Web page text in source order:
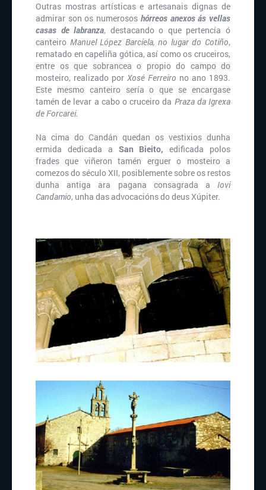
Outras mostras artísticas e artesanais dignas de
admirar son os numerosos hórreos anexos ás vellas
casas de labranza, destacando o que pertencía ó
canteiro Manuel López Barciela, no lugar do Cotiño,
rematado en capeliña gótica, así como os cruceiros,
entre os que sobrancea o propio do campo do
mosteiro, realizado por Xosé Ferreiro no ano 1893.
Este mesmo canteiro sería o que se encargase
tamén de levar a cabo o cruceiro da Praza da Igrexa
de Forcarei.
Na cima do Candán quedan os vestixios dunha
ermida dedicada a San Bieito, edificada polos
frades que viñeron tamén erguer o mosteiro a
comezos do século XII, posiblemente sobre os restos
dunha antiga ara pagana consagrada a Iovi
Candamio, unha das advocacións do deus Xúpiter.